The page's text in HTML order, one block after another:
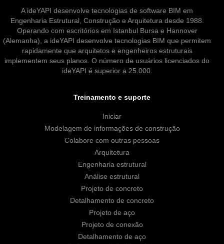
A ideYAPI desenvolve tecnologias de software BIM em
Engenharia Estrutural, Construção e Arquitetura desde 1988.
Operando com escritórios em Istanbul Bursa e Hannover
(Alemanha), a ideYAPI desenvolve tecnologias BIM que permitem
rapidamente que arquitetos e engenheiros estruturais
implementem seus planos. O número de usuários licenciados do
ideYAPI é superior a 25.000.
Treinamento e suporte
Iniciar
Modelagem de informações de construção
Colabore com outras pessoas
Arquitetura
Engenharia estrutural
Análise estrutural
Projeto de concreto
Detalhamento de concreto
Projeto de aço
Projeto de conexão
Detalhamento de aço